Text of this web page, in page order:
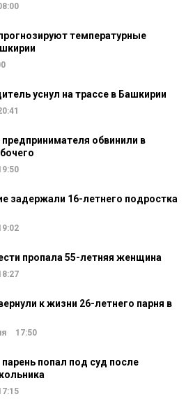
температурные
уснул на трассе в Башкирии
обвинили в
задержали 16-летнего подростка
пропала 55-летняя женщина
к жизни 26-летнего парня в
17:50
попал под суд после